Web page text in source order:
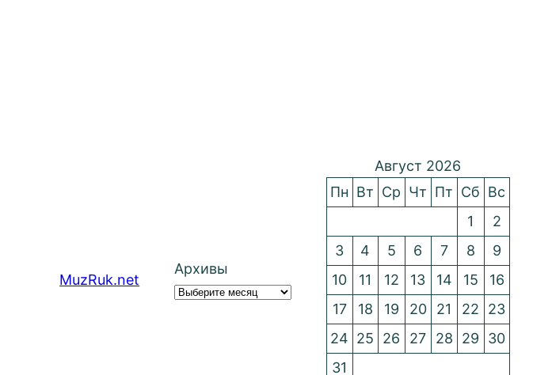
MuzRuk.net
Архивы
Август 2026
Пн Вт Ср Чт Пт Сб Вс
1
2
3
4 5 6 7 8
9
10
11 12 13 14 15
16
17
18 19 20 21 22
23
24 25 26 27 28 29
30
31